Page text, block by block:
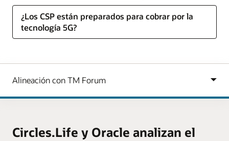
¿Los CSP están preparados para cobrar por la
tecnología 5G?
Circles.Life y Oracle analizan el